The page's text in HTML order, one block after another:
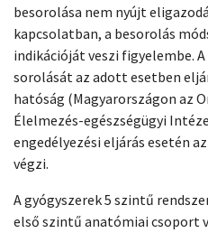
besorolása nem nyújt
kapcsolatban, a besorolás
indikációját veszi figyelembe.
sorolását az adott esetben
hatóság (Magyarországon az
Élelmezés-egészségügyi
engedélyezési eljárás esetén
végzi.
A gyógyszerek 5 szintű
első szintű anatómiai csoport